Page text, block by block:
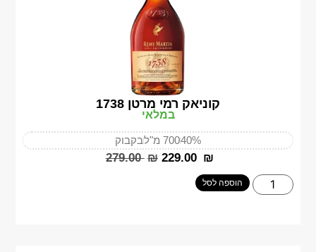
קוניאק רמי מרטן 1738
במלאי
40%700 מ"ל בקבוק
‎279.00 ₪ ‎229.00 ₪
הוספה לסל